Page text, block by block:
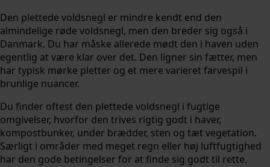
Den plettede voldsnegl er mindre kendt end den
almindelige røde voldsnegl, men den breder sig også i
Danmark. Du har måske allerede mødt den i haven uden
egentlig at være klar over det. Den ligner sin fætter, men
har typisk mørke pletter og et mere varieret farvespil i
brunlige nuancer.
Du finder oftest den plettede voldsnegl i fugtige
omgivelser, hvorfor den trives rigtig godt i haver,
kompostbunker, under brædder, sten og tæt vegetation.
Særligt i områder med meget regn eller høj luftfugtighed
har den gode betingelser for at finde sig godt til rette.